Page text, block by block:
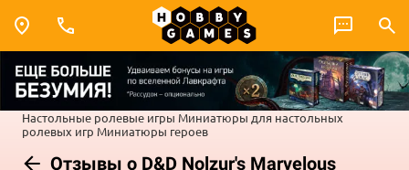
Настольные ролевые игры Миниатюры для настольных
ролевых игр Миниатюры героев
Отзывы о D&D Nolzur's Marvelous